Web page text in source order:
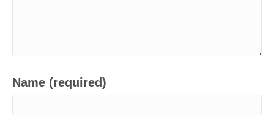
Name (required)